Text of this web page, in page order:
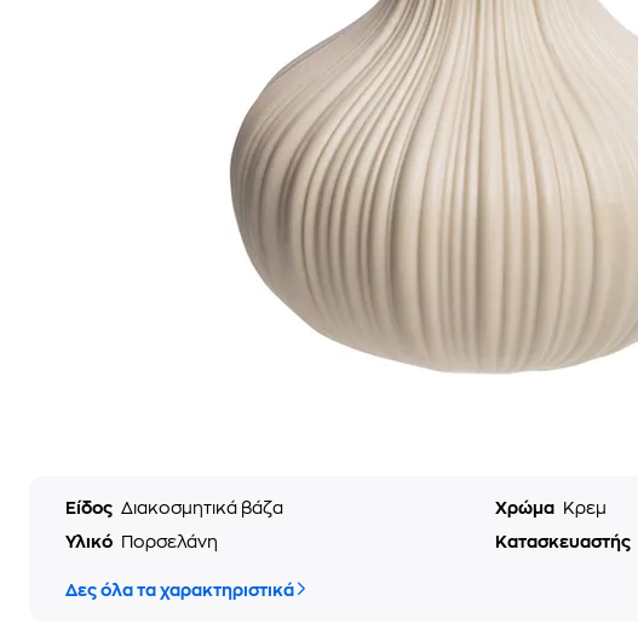
Είδος Διακοσμητικά βάζα Χρώμα
Κρεμ
Υλικό
Πορσελάνη Κατασκευαστής
Δες όλα τα χαρακτηριστικά